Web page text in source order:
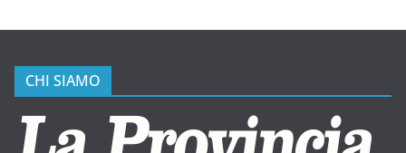
CHI SIAMO